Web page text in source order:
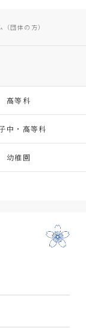
団体の方）
高等科
中・高等科
幼稚園